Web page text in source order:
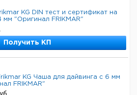
KG DIN тест и сертификат на
"Оригинал FRIKMAR"
Получить КП
KG Чаша для дайвинга с 6 мм
FRIKMAR"